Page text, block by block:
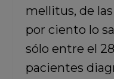
mellitus, de
por ciento lo
sólo entre el
pacientes